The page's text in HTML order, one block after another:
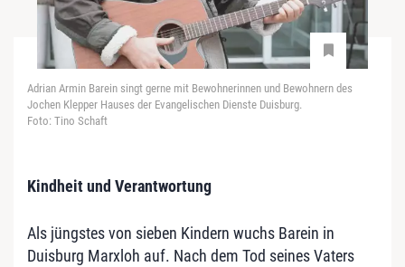
Adrian Armin Barein singt gerne mit Bewohnerinnen und Bewohnern des
Jochen Klepper Hauses der Evangelischen Dienste Duisburg.
Foto: Tino Schaft
Kindheit und Verantwortung
Als jüngstes von sieben Kindern wuchs Barein in
Duisburg Marxloh auf. Nach dem Tod seines Vaters